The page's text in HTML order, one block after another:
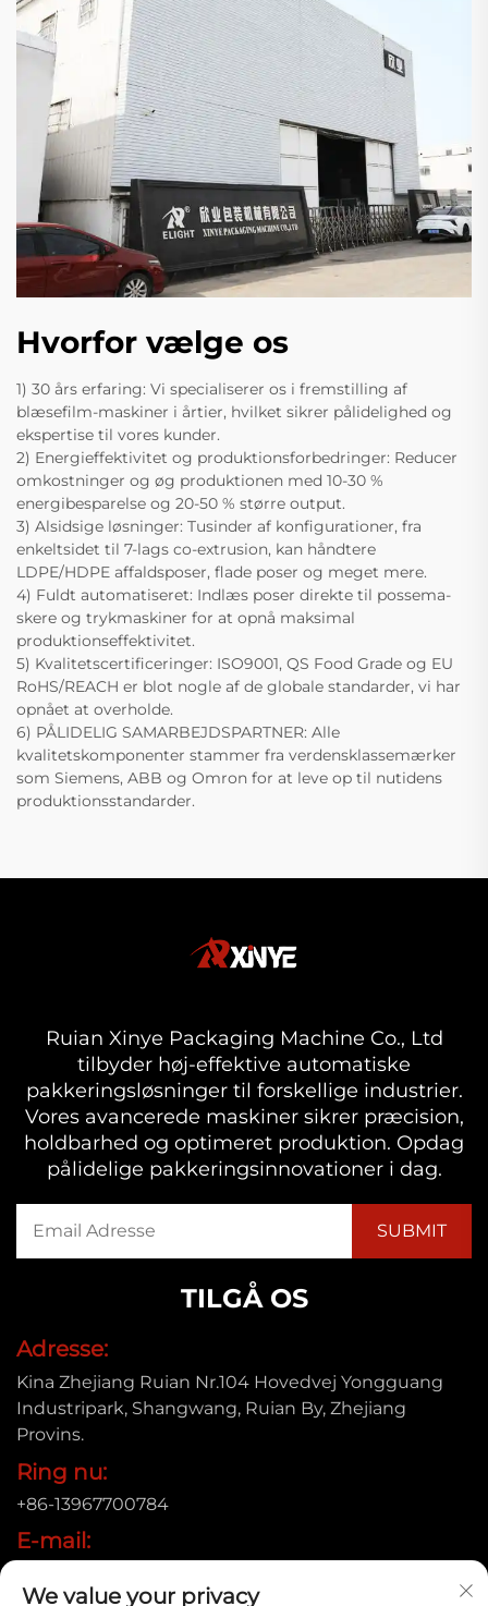
Hvorfor vælge os
1) 30 års erfaring: Vi specialiserer os i fremstilling af
blæsefilm-maskiner i årtier, hvilket sikrer pålidelighed og
ekspertise til vores kunder.
2) Energieffektivitet og produktionsforbedringer: Reducer
omkostninger og øg produktionen med 10-30 %
energibesparelse og 20-50 % større output.
3) Alsidsige løsninger: Tusinder af konfigurationer, fra
enkeltsidet til 7-lags co-extrusion, kan håndtere
LDPE/HDPE affaldsposer, flade poser og meget mere.
4) Fuldt automatiseret: Indlæs poser direkte til possema-
skere og trykmaskiner for at opnå maksimal
produktionseffektivitet.
5) Kvalitetscertificeringer: ISO9001, QS Food Grade og EU
RoHS/REACH er blot nogle af de globale standarder, vi har
opnået at overholde.
6) PÅLIDELIG SAMARBEJDSPARTNER: Alle
kvalitetskomponenter stammer fra verdensklassemærker
som Siemens, ABB og Omron for at leve op til nutidens
produktionsstandarder.
Ruian Xinye Packaging Machine Co., Ltd
tilbyder høj-effektive automatiske
pakkeringsløsninger til forskellige industrier.
Vores avancerede maskiner sikrer præcision,
holdbarhed og optimeret produktion. Opdag
pålidelige pakkeringsinnovationer i dag.
TILGÅ OS
Adresse:
Kina Zhejiang Ruian Nr.104 Hovedvej Yongguang
Industripark, Shangwang, Ruian By, Zhejiang
Provins.
Ring nu:
+86-13967700784
E-mail:
We value your privacy